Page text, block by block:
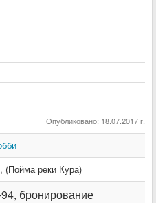
Опубликовано: 18.07.2017 г.
, (Пойма реки Кура)
бронирование